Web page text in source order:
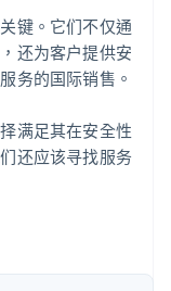
键。它们不仅通
还为客户提供安
务的国际销售。
满足其在安全性
还应该寻找服务